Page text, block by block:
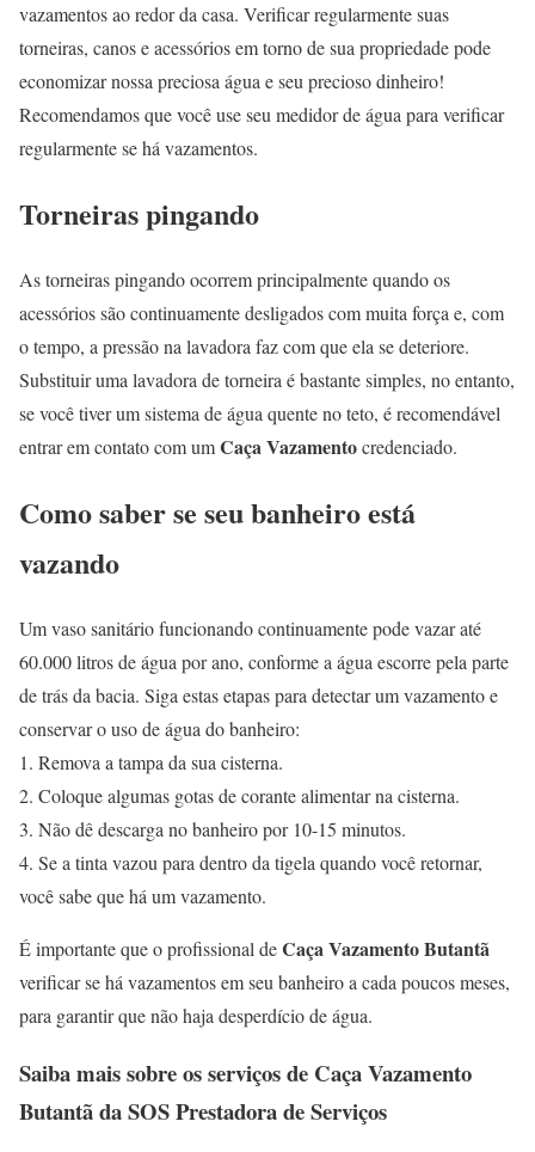
vazamentos ao redor da casa. Verificar regularmente suas
torneiras, canos e acessórios em torno de sua propriedade pode
economizar nossa preciosa água e seu precioso dinheiro!
Recomendamos que você use seu medidor de água para verificar
regularmente se há vazamentos.
Torneiras pingando
As torneiras pingando ocorrem principalmente quando os
acessórios são continuamente desligados com muita força e, com
o tempo, a pressão na lavadora faz com que ela se deteriore.
Substituir uma lavadora de torneira é bastante simples, no entanto,
se você tiver um sistema de água quente no teto, é recomendável
entrar em contato com umCaça Vazamentocredenciado.
Como saber se seu banheiro está
vazando
Um vaso sanitário funcionando continuamente pode vazar até
60.000 litros de água por ano, conforme a água escorre pela parte
de trás da bacia. Siga estas etapas para detectar um vazamento e
conservar o uso de água do banheiro:
1. Remova a tampa da sua cisterna.
2. Coloque algumas gotas de corante alimentar na cisterna.
3. Não dê descarga no banheiro por 10-15 minutos.
4. Se a tinta vazou para dentro da tigela quando você retornar,
você sabe que há um vazamento.
É importante que o profissional deCaça Vazamento Butantã
verificar se há vazamentos em seu banheiro a cada poucos meses,
para garantir que não haja desperdício de água.
Saiba mais sobre os serviços de Caça Vazamento
Butantãda SOS Prestadora de Serviços